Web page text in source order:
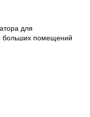
для
больших помещений